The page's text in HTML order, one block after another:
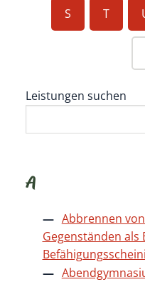
S T
Leistungen suchen
A
Abbrennen
Gegenständen als